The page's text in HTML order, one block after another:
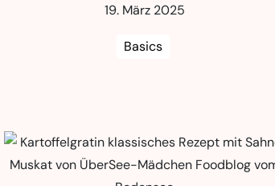
19. März 2025
Basics